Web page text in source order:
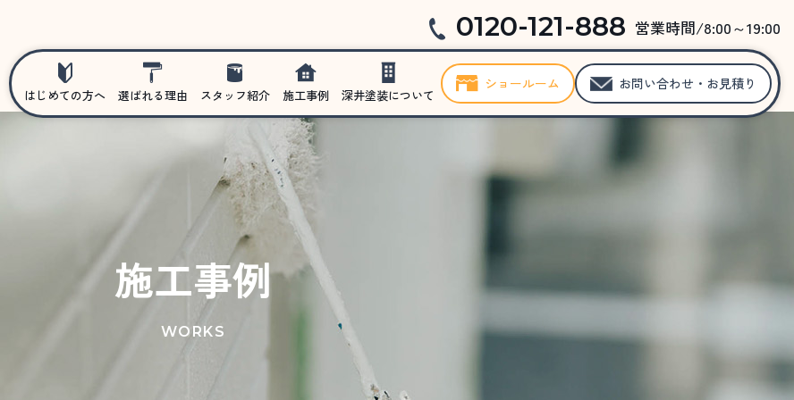
0120-121-888 営業時間/8:00～19:00
はじめての方へ 選ばれる理由 スタッフ紹介 施工事例 深井塗装について
ショールーム お問い合わせ・お見積り
施工事例
WORKS